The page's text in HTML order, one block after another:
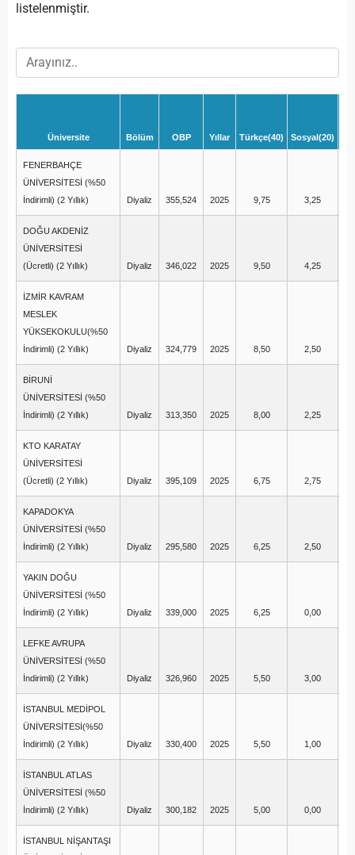
listelenmiştir.
Üniversite Bölüm OBP Yıllar Türkçe(40) Sosyal(20)
FENERBAHÇE
ÜNİVERSİTESİ (%50
İndirimli) (2 Yıllık)
Diyaliz 355,524 2025 9,75 3,25
DOĞU AKDENİZ
ÜNİVERSİTESİ
(Ücretli) (2 Yıllık)
Diyaliz 346,022 2025 9,50 4,25
İZMİR KAVRAM
MESLEK
YÜKSEKOKULU(%50
İndirimli) (2 Yıllık)
Diyaliz 324,779 2025 8,50 2,50
BİRUNİ
ÜNİVERSİTESİ (%50
İndirimli) (2 Yıllık)
Diyaliz 313,350 2025 8,00 2,25
KTO KARATAY
ÜNİVERSİTESİ
(Ücretli) (2 Yıllık)
Diyaliz 395,109 2025 6,75 2,75
KAPADOKYA
ÜNİVERSİTESİ (%50
İndirimli) (2 Yıllık)
Diyaliz 295,580 2025 6,25 2,50
YAKIN DOĞU
ÜNİVERSİTESİ (%50
İndirimli) (2 Yıllık)
Diyaliz 339,000 2025 6,25 0,00
LEFKE AVRUPA
ÜNİVERSİTESİ (%50
İndirimli) (2 Yıllık)
Diyaliz 326,960 2025 5,50 3,00
İSTANBUL MEDİPOL
ÜNİVERSİTESİ(%50
İndirimli) (2 Yıllık)
Diyaliz 330,400 2025 5,50 1,00
İSTANBUL ATLAS
ÜNİVERSİTESİ (%50
İndirimli) (2 Yıllık)
Diyaliz 300,182 2025 5,00 0,00
İSTANBUL NİŞANTAŞI